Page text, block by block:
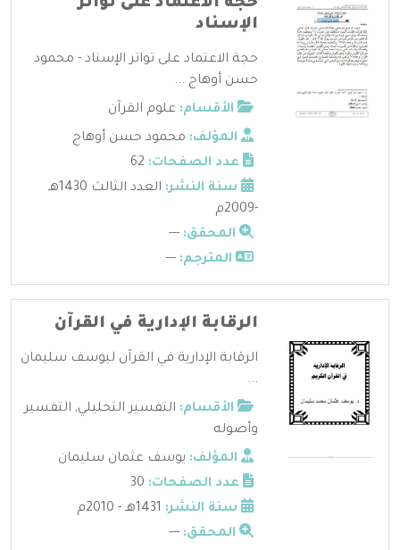
الإسناد
حجة الاعتماد على تواتر الإسناد - محمود
حسن أوهاج ...
الأقسام: علوم القرآن
المؤلف: محمود حسن أوهاج
عدد الصفحات:
سنة النشر:
العدد الثالث 1430هـ
-2009م
المحقق: ---
المترجم: ---
الرقابة الإدارية في القرآن
الرقابة الإدارية في القرآن ليوسف سليمان
...
الأقسام: التفسير التحليلي, التفسير
وأصوله
المؤلف: يوسف عثمان سليمان
عدد الصفحات:
سنة النشر:
المحقق: ---